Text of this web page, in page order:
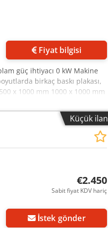
Fiyat bilgisi
güç ihtiyacı 0 kW Makine
birkaç baskı plakası,
x 1000 mm 1000 x 1000 mm
Sef Çapı 520 mm
Küçük ilan
€2.450
Sabit fiyat KDV hariç
İstek gönder